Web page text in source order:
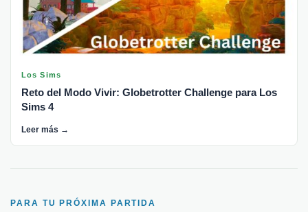
Los Sims
Reto del Modo Vivir: Globetrotter Challenge para Los
Sims 4
Leer más →
PARA TU PRÓXIMA PARTIDA